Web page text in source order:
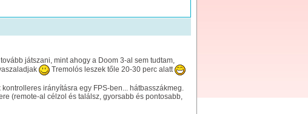
játszani, mint ahogy a Doom 3-al sem tudtam,
Tremolós leszek tőle 20-30 perc alatt
irányításra egy FPS-ben... hátbasszákmeg.
(remote-al célzol és találsz, gyorsabb és pontosabb,